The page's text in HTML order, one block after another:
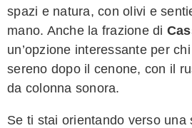
spazi e natura, con olivi e
mano. Anche la frazione di
un’opzione interessante per
sereno dopo il cenone, con il
da colonna sonora.
Se ti stai orientando verso una